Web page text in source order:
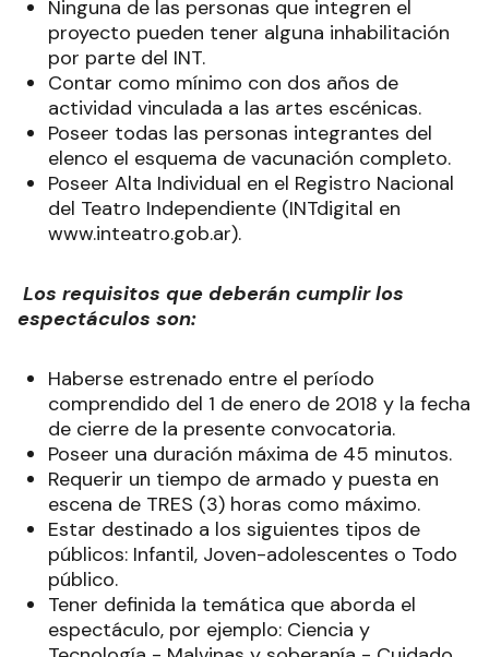
Ninguna de las personas que integren el
proyecto pueden tener alguna inhabilitación
por parte del INT.
Contar como mínimo con dos años de
actividad vinculada a las artes escénicas.
Poseer todas las personas integrantes del
elenco el esquema de vacunación completo.
Poseer Alta Individual en el Registro Nacional
del Teatro Independiente (INTdigital en
www.inteatro.gob.ar).
Los requisitos que deberán cumplir los
espectáculos son:
Haberse estrenado entre el período
comprendido del 1 de enero de 2018 y la fecha
de cierre de la presente convocatoria.
Poseer una duración máxima de 45 minutos.
Requerir un tiempo de armado y puesta en
escena de TRES (3) horas como máximo.
Estar destinado a los siguientes tipos de
públicos: Infantil, Joven-adolescentes o Todo
público.
Tener definida la temática que aborda el
espectáculo, por ejemplo: Ciencia y